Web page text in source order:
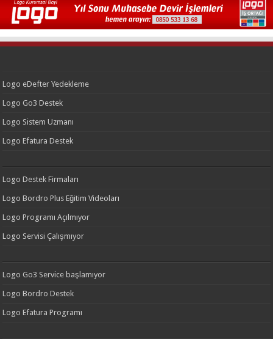
Logo eDefter Yedekleme
Logo Go3 Destek
Logo Sistem Uzmanı
Logo Efatura Destek
Logo Destek Firmaları
Logo Bordro Plus Eğitim Videoları
Logo Programı Açılmıyor
Logo Servisi Çalışmıyor
Logo Go3 Service başlamıyor
Logo Bordro Destek
Logo Efatura Programı